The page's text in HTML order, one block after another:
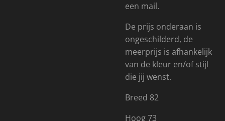
een mail.
De prijs onderaan is
ongeschilderd, de
meerprijs is afhankelijk
van de kleur en/of stijl
die jij wenst.
Breed 82
Hoog 73